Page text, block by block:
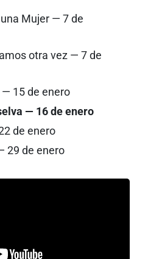
Mujer — 7 de
otra vez — 7 de
15 de enero
— 16 de enero
de enero
29 de enero